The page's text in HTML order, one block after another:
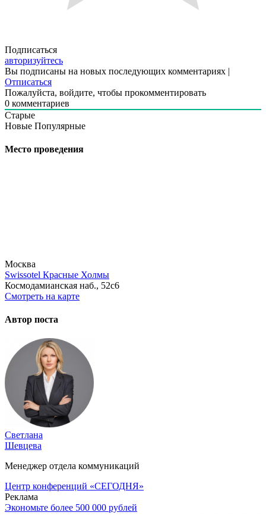
Подписаться
авторизуйтесь
Вы подписаны на новых последующих комментариях |
Отписаться
Пожалуйста, войдите, чтобы прокомментировать
0 комментариев
Старые
Новые Популярные
Место проведения
Москва
Swissotel Красные Холмы
Космодамианская наб., 52с6
Смотреть на карте
Автор поста
Светлана
Шевцева
Менеджер отдела коммуникаций
Центр конференций «СЕГОДНЯ»
Реклама
Экономьте более 500 000 рублей